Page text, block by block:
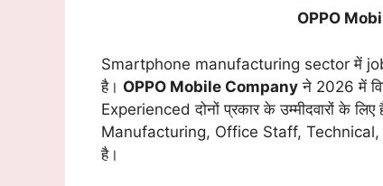
OPPO
Smartphone manufacturing sector में
है। OPPO Mobile Company ने 2026 में
Experienced दोनों प्रकार के उम्मीदवारों के लिए
Manufacturing, Office Staff, Technical,
है।